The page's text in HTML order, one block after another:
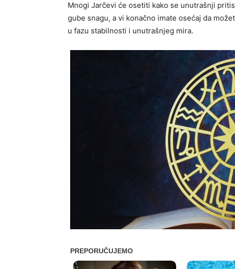
Mnogi Jarčevi će osetiti kako se unutrašnji
gube snagu, a vi konačno imate osećaj da
u fazu stabilnosti i unutrašnjeg mira.